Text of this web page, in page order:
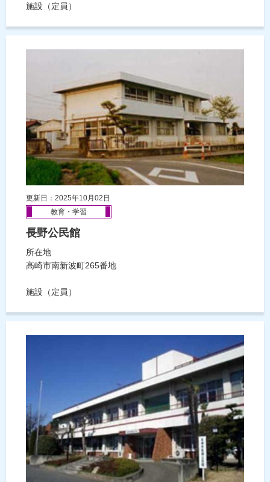
施設（定員）
更新日：2025年10月02日
教育・学習
長野公民館
所在地
高崎市南新波町265番地
施設（定員）